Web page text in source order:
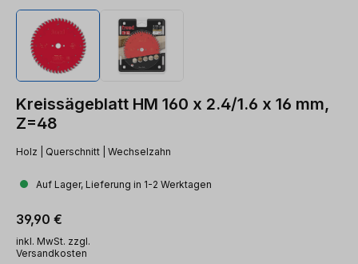
Kreissägeblatt HM 160 x 2.4/1.6 x 16 mm,
Z=48
Holz | Querschnitt | Wechselzahn
Auf Lager, Lieferung in 1-2 Werktagen
Regulärer Preis:
39,90 €
inkl. MwSt. zzgl.
Versandkosten